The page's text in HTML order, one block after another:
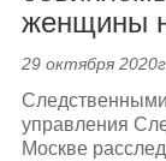
женщины
29 октября
Следственными
управления
Москве